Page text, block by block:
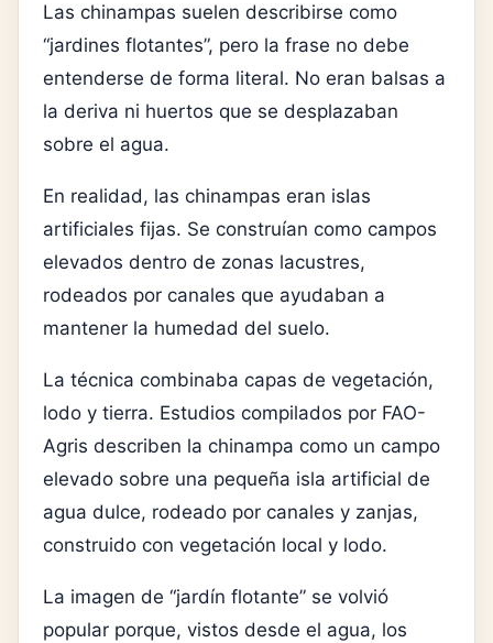
Las chinampas suelen describirse como
“jardines flotantes”, pero la frase no debe
entenderse de forma literal. No eran balsas a
la deriva ni huertos que se desplazaban
sobre el agua.
En realidad, las chinampas eran islas
artificiales fijas. Se construían como campos
elevados dentro de zonas lacustres,
rodeados por canales que ayudaban a
mantener la humedad del suelo.
La técnica combinaba capas de vegetación,
lodo y tierra. Estudios compilados por FAO-
Agris describen la chinampa como un campo
elevado sobre una pequeña isla artificial de
agua dulce, rodeado por canales y zanjas,
construido con vegetación local y lodo.
La imagen de “jardín flotante” se volvió
popular porque, vistos desde el agua, los